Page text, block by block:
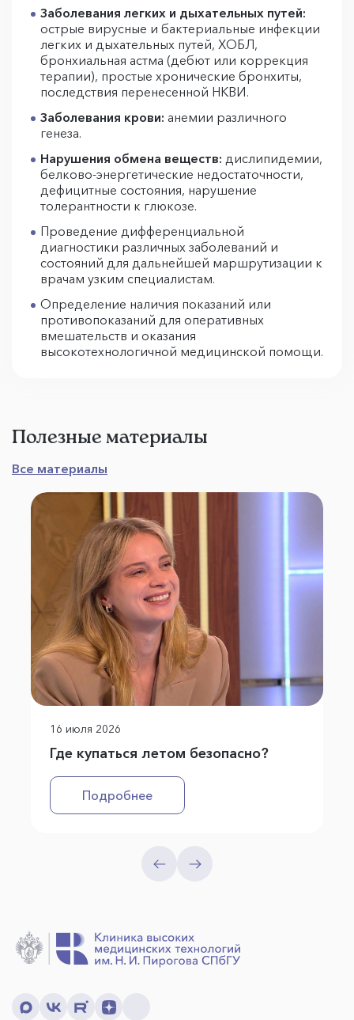
Заболевания легких и дыхательных путей:
острые вирусные и бактериальные инфекции
легких и дыхательных путей, ХОБЛ,
бронхиальная астма (дебют или коррекция
терапии), простые хронические бронхиты,
последствия перенесенной НКВИ.
Заболевания крови: анемии различного
генеза.
Нарушения обмена веществ: дислипидемии,
белково-энергетические недостаточности,
дефицитные состояния, нарушение
толерантности к глюкозе.
Проведение дифференциальной
диагностики различных заболеваний и
состояний для дальнейшей маршрутизации к
врачам узким специалистам.
Определение наличия показаний или
противопоказаний для оперативных
вмешательств и оказания
высокотехнологичной медицинской помощи.
Полезные материалы
Все материалы
16 июля 2026
Где купаться летом безопасно?
Подробнее